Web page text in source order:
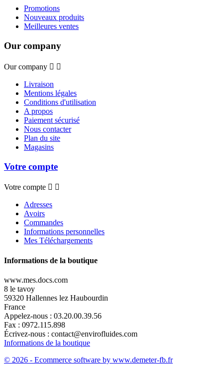
Promotions
Nouveaux produits
Meilleures ventes
Our company
Our company  
Livraison
Mentions légales
Conditions d'utilisation
A propos
Paiement sécurisé
Nous contacter
Plan du site
Magasins
Votre compte
Votre compte  
Adresses
Avoirs
Commandes
Informations personnelles
Mes Téléchargements
Informations de la boutique
www.mes.docs.com
8 le tavoy
59320 Hallennes lez Haubourdin
France
Appelez-nous : 03.20.00.39.56
Fax : 0972.115.898
Écrivez-nous : contact@envirofluides.com
Informations de la boutique
© 2026 - Ecommerce software by www.demeter-fb.fr